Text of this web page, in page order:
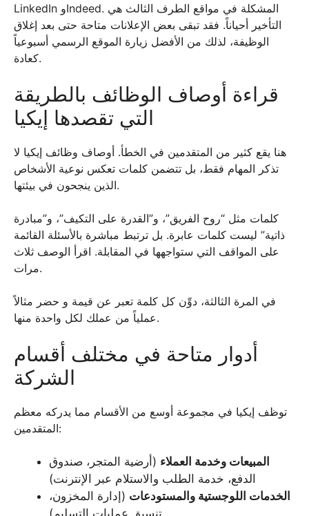
LinkedIn وIndeed. المشكلة في مواقع الطرف الثالث هي
التأخير أحياناً. فقد تبقى بعض الإعلانات متاحة حتى بعد إغلاق
الوظيفة، لذلك من الأفضل زيارة الموقع الرسمي أسبوعياً
كعادة.
قراءة أوصاف الوظائف بالطريقة
التي تقصدها إيكيا
هنا يقع كثير من المتقدمين في الخطأ. أوصاف وظائف إيكيا لا
تذكر المهام فقط، بل تتضمن كلمات تعكس نوعية الأشخاص
الذين ينجحون في بيئتها.
كلمات مثل “روح الفريق”، و”القدرة على التكيف”، و”مبادرة
ذاتية” ليست كلمات عابرة. بل ترتبط مباشرة بالأسئلة القائمة
على المواقف التي ستواجهها في المقابلة. اقرأ الوصف ثلاث
مرات.
في المرة الثالثة، دوِّن كل كلمة تعبر عن قيمة و حضر مثالاً
عملياً من عملك لكل واحدة منها.
أدوار متاحة في مختلف أقسام
الشركة
توظف إيكيا في مجموعة أوسع من الأقسام مما يدركه معظم
المتقدمين:
المبيعات وخدمة العملاء (أرضية المتجر، صندوق
الدفع، خدمة الطلب والاستلام عبر الإنترنت)
الخدمات اللوجستية والمستودعات (إدارة المخزون،